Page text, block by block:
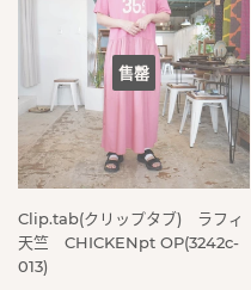
售罄
Clip.tab(クリップタブ) ラフィ
天竺 CHICKENpt OP(3242c-
013)